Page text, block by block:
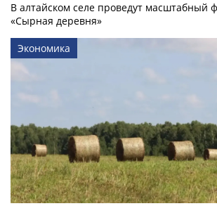
В алтайском селе проведут масштабный
«Сырная деревня»
Экономика